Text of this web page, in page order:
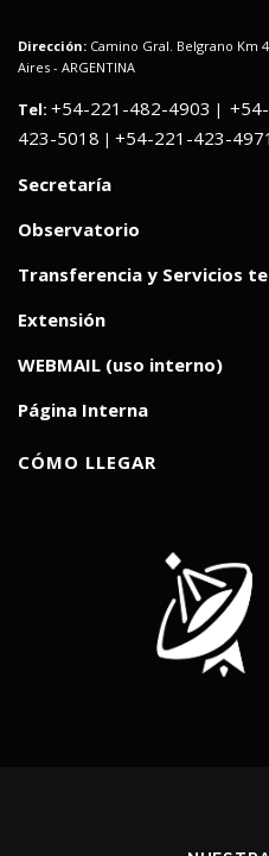
Dirección: Camino Gral. Belgrano Km
Aires - ARGENTINA
Tel: +54-221-482-4903 |
423-5018 | +54-221-423-4971
Secretaría
Observatorio
Transferencia y Servicios
Extensión
WEBMAIL (uso interno)
Página Interna
CÓMO LLEGAR